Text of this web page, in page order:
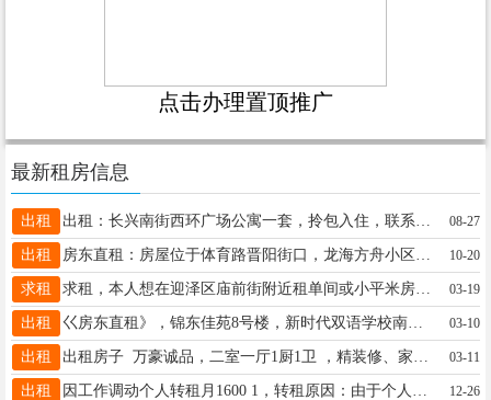
点击办理置顶推广
最新租房信息
出租 08-27
出租 10-20
求租 求租，本人想在迎泽区庙前街附近租单间或小平米房，电话联系16603459971 03-19
出租 巜房东直租》，锦东佳苑8号楼，新时代双语学校南门，90平米新装修精装房，二室一厅，家具家电厨卫全新，联系电话13994236577 13466876881 03-10
出租 03-11
出租 12-26